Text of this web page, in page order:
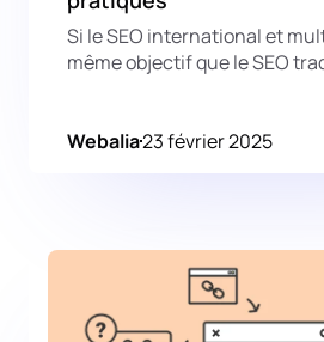
Si le SEO international et
même objectif que le SEO
Webalia23 février 2025